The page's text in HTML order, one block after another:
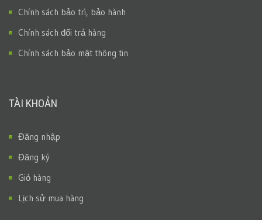
Chính sách bảo trì, bảo hành
Chính sách đổi trả hàng
Chính sách bảo mật thông tin
TÀI KHOẢN
Đăng nhập
Đăng ký
Giỏ hàng
Lịch sử mua hàng